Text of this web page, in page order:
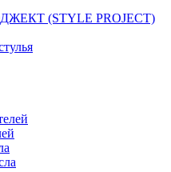
(STYLE PROJECT)